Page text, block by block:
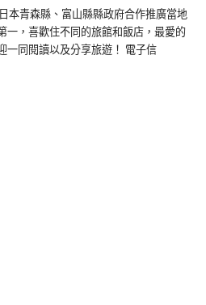
本青森縣、富山縣縣政府合作推廣當地
一，喜歡住不同的旅館和飯店，最愛的
一同閱讀以及分享旅遊！ 電子信